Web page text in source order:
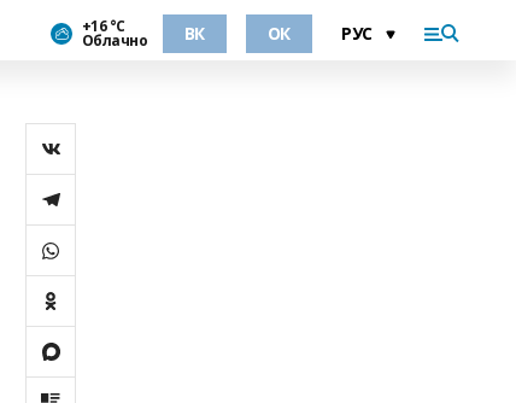
+16 °С
Облачно ВК ОК